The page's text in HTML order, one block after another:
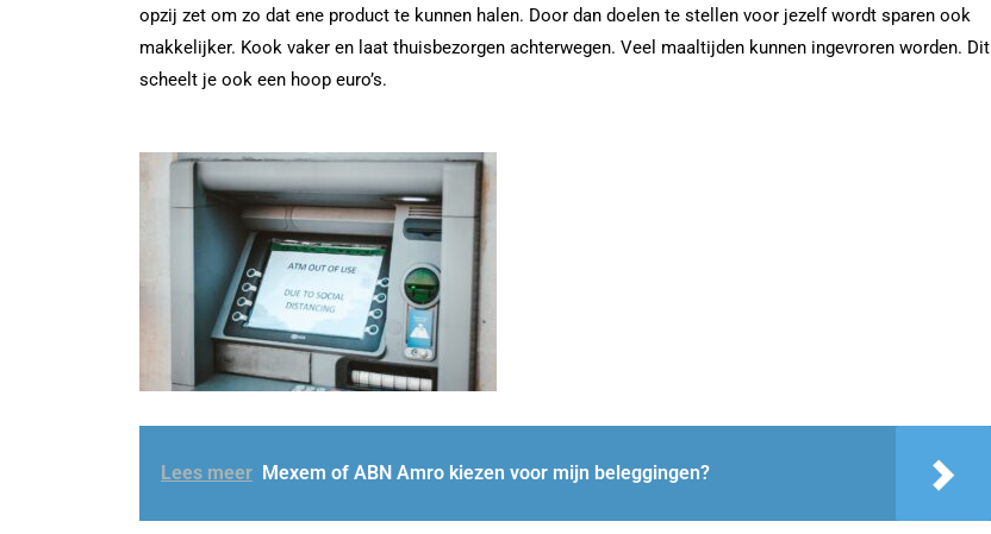
opzij zet om zo dat ene product te kunnen halen. Door dan doelen te stellen voor jezelf wordt sparen ook
makkelijker. Kook vaker en laat thuisbezorgen achterwegen. Veel maaltijden kunnen ingevroren worden. Dit
scheelt je ook een hoop euro’s.
Lees meer Mexem of ABN Amro kiezen voor mijn beleggingen?